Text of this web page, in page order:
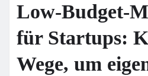
Low-Budget-
für Startups:
Wege, um